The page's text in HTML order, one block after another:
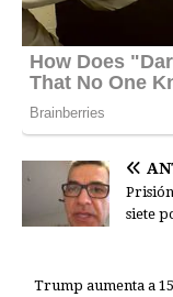
siete
Trump aumenta a